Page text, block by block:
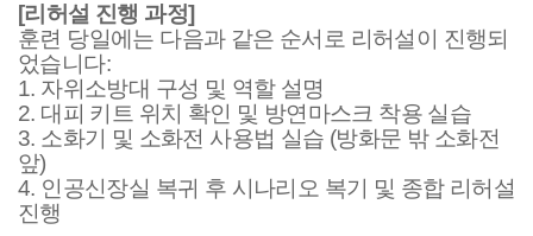
[리허설 진행 과정]
훈련 당일에는 다음과 같은 순서로 리허설이 진행되
었습니다:
1. 자위소방대 구성 및 역할 설명
2. 대피 키트 위치 확인 및 방연마스크 착용 실습
3. 소화기 및 소화전 사용법 실습 (방화문 밖 소화전
앞)
4. 인공신장실 복귀 후 시나리오 복기 및 종합 리허설
진행